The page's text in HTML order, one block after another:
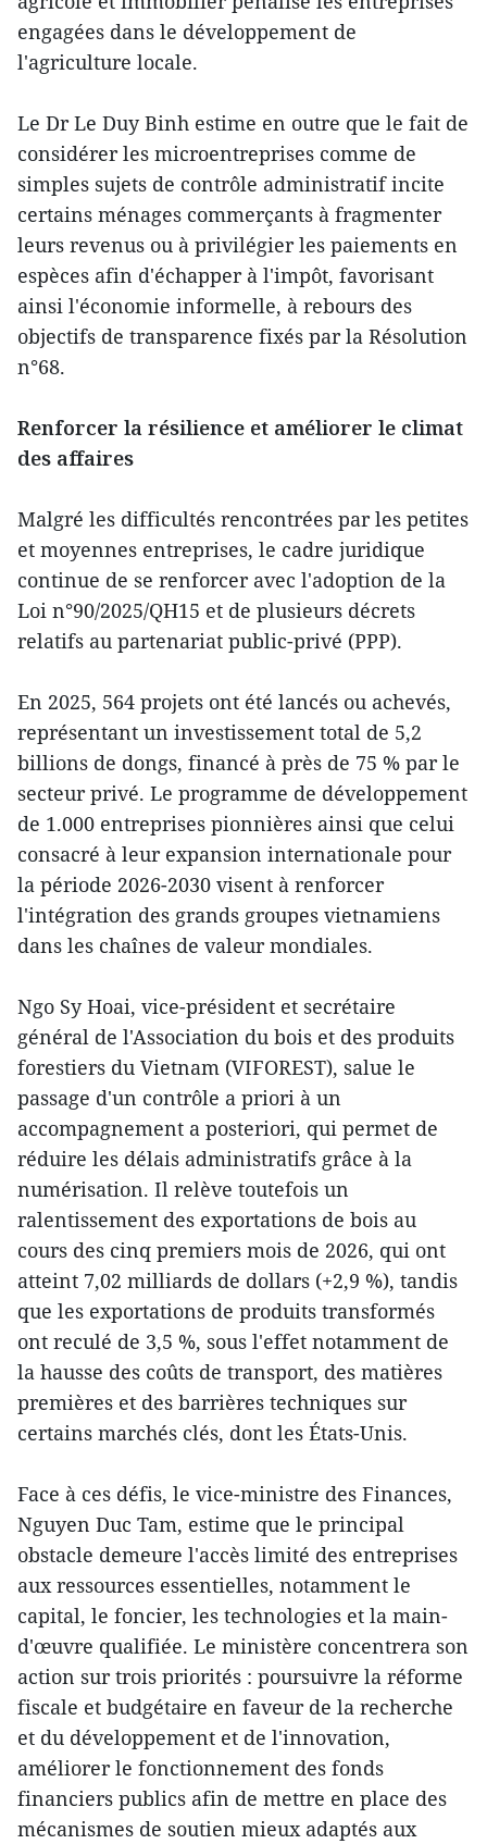
engagées dans le développement de
l'agriculture locale.
Le Dr Le Duy Binh estime en outre que le fait de
considérer les microentreprises comme de
simples sujets de contrôle administratif incite
certains ménages commerçants à fragmenter
leurs revenus ou à privilégier les paiements en
espèces afin d'échapper à l'impôt, favorisant
ainsi l'économie informelle, à rebours des
objectifs de transparence fixés par la Résolution
n°68.
Renforcer la résilience et améliorer le climat
des affaires
Malgré les difficultés rencontrées par les petites
et moyennes entreprises, le cadre juridique
continue de se renforcer avec l'adoption de la
Loi n°90/2025/QH15 et de plusieurs décrets
relatifs au partenariat public-privé (PPP).
En 2025, 564 projets ont été lancés ou achevés,
représentant un investissement total de 5,2
billions de dongs, financé à près de 75 % par le
secteur privé. Le programme de développement
de 1.000 entreprises pionnières ainsi que celui
consacré à leur expansion internationale pour
la période 2026-2030 visent à renforcer
l'intégration des grands groupes vietnamiens
dans les chaînes de valeur mondiales.
Ngo Sy Hoai, vice-président et secrétaire
général de l'Association du bois et des produits
forestiers du Vietnam (VIFOREST), salue le
passage d'un contrôle a priori à un
accompagnement a posteriori, qui permet de
réduire les délais administratifs grâce à la
numérisation. Il relève toutefois un
ralentissement des exportations de bois au
cours des cinq premiers mois de 2026, qui ont
atteint 7,02 milliards de dollars (+2,9 %), tandis
que les exportations de produits transformés
ont reculé de 3,5 %, sous l'effet notamment de
la hausse des coûts de transport, des matières
premières et des barrières techniques sur
certains marchés clés, dont les États-Unis.
Face à ces défis, le vice-ministre des Finances,
Nguyen Duc Tam, estime que le principal
obstacle demeure l'accès limité des entreprises
aux ressources essentielles, notamment le
capital, le foncier, les technologies et la main-
d'œuvre qualifiée. Le ministère concentrera son
action sur trois priorités : poursuivre la réforme
fiscale et budgétaire en faveur de la recherche
et du développement et de l'innovation,
améliorer le fonctionnement des fonds
financiers publics afin de mettre en place des
mécanismes de soutien mieux adaptés aux